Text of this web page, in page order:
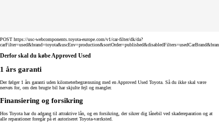
POST https://usc-webcomponents.toyota-europe.com/v1/car-filter/dk/da?
Derfor skal du købe Approved Used
1 års garanti
Der følger 1 års garanti uden kilometerbegrænsning med en Approved Used Toyota. Så du ikke skal være
nervøs for, om den brugte bil har skjulte fejl og mangler.
Finansiering og forsikring
Hos Toyota har du adgang til attraktive lån, og en forsikring, der sikrer dig lånebil ved skadereparation og at
alle reparationer foregår på et autoriseret Toyota-værksted.